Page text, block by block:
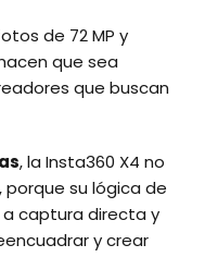
de 72 MP y
que sea
que buscan
, la Insta360 X4 no
porque su lógica de
a captura directa y
y crear